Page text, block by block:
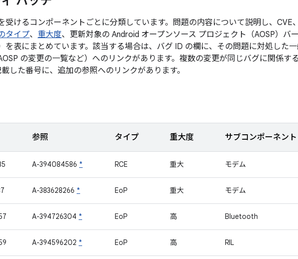
受けるコンポーネントごとに分類しています。問題の内容について説明し、CVE
タイプ、 重大度、更新対象の Android オープンソース プロジェクト（AOSP）バ
を表にまとめています。該当する場合は、バグ ID の欄に、その問題に対処した
の変更の一覧など）へのリンクがあります。複数の変更が同じバグに関係する
した番号に、追加の参照へのリンクがあります。
参照 タイプ 重大度 サブコンポーネント
A-394084586 * RCE 重大 モデム
A-383628266 * EoP 重大 モデム
A-394726304 * EoP 高 Bluetooth
A-394596202 * EoP 高 RIL